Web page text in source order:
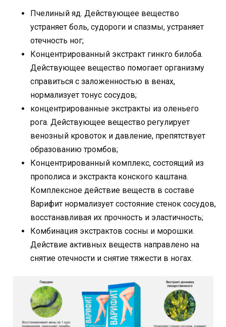
Пчелиный яд. Действующее вещество
устраняет боль, судороги и спазмы, устраняет
отечность ног;
Концентрированный экстракт гинкго билоба.
Действующее вещество помогает организму
справиться с заложенностью в венах,
нормализует тонус сосудов;
концентрированные экстракты из оленьего
рога. Действующее вещество регулирует
венозный кровоток и давление, препятствует
образованию тромбов;
Концентрированный комплекс, состоящий из
прополиса и экстракта конского каштана.
Комплексное действие веществ в составе
Варифит нормализует состояние стенок сосудов,
восстанавливая их прочность и эластичность;
Комбинация экстрактов сосны и морошки.
Действие активных веществ направлено на
снятие отечности и снятие тяжести в ногах.